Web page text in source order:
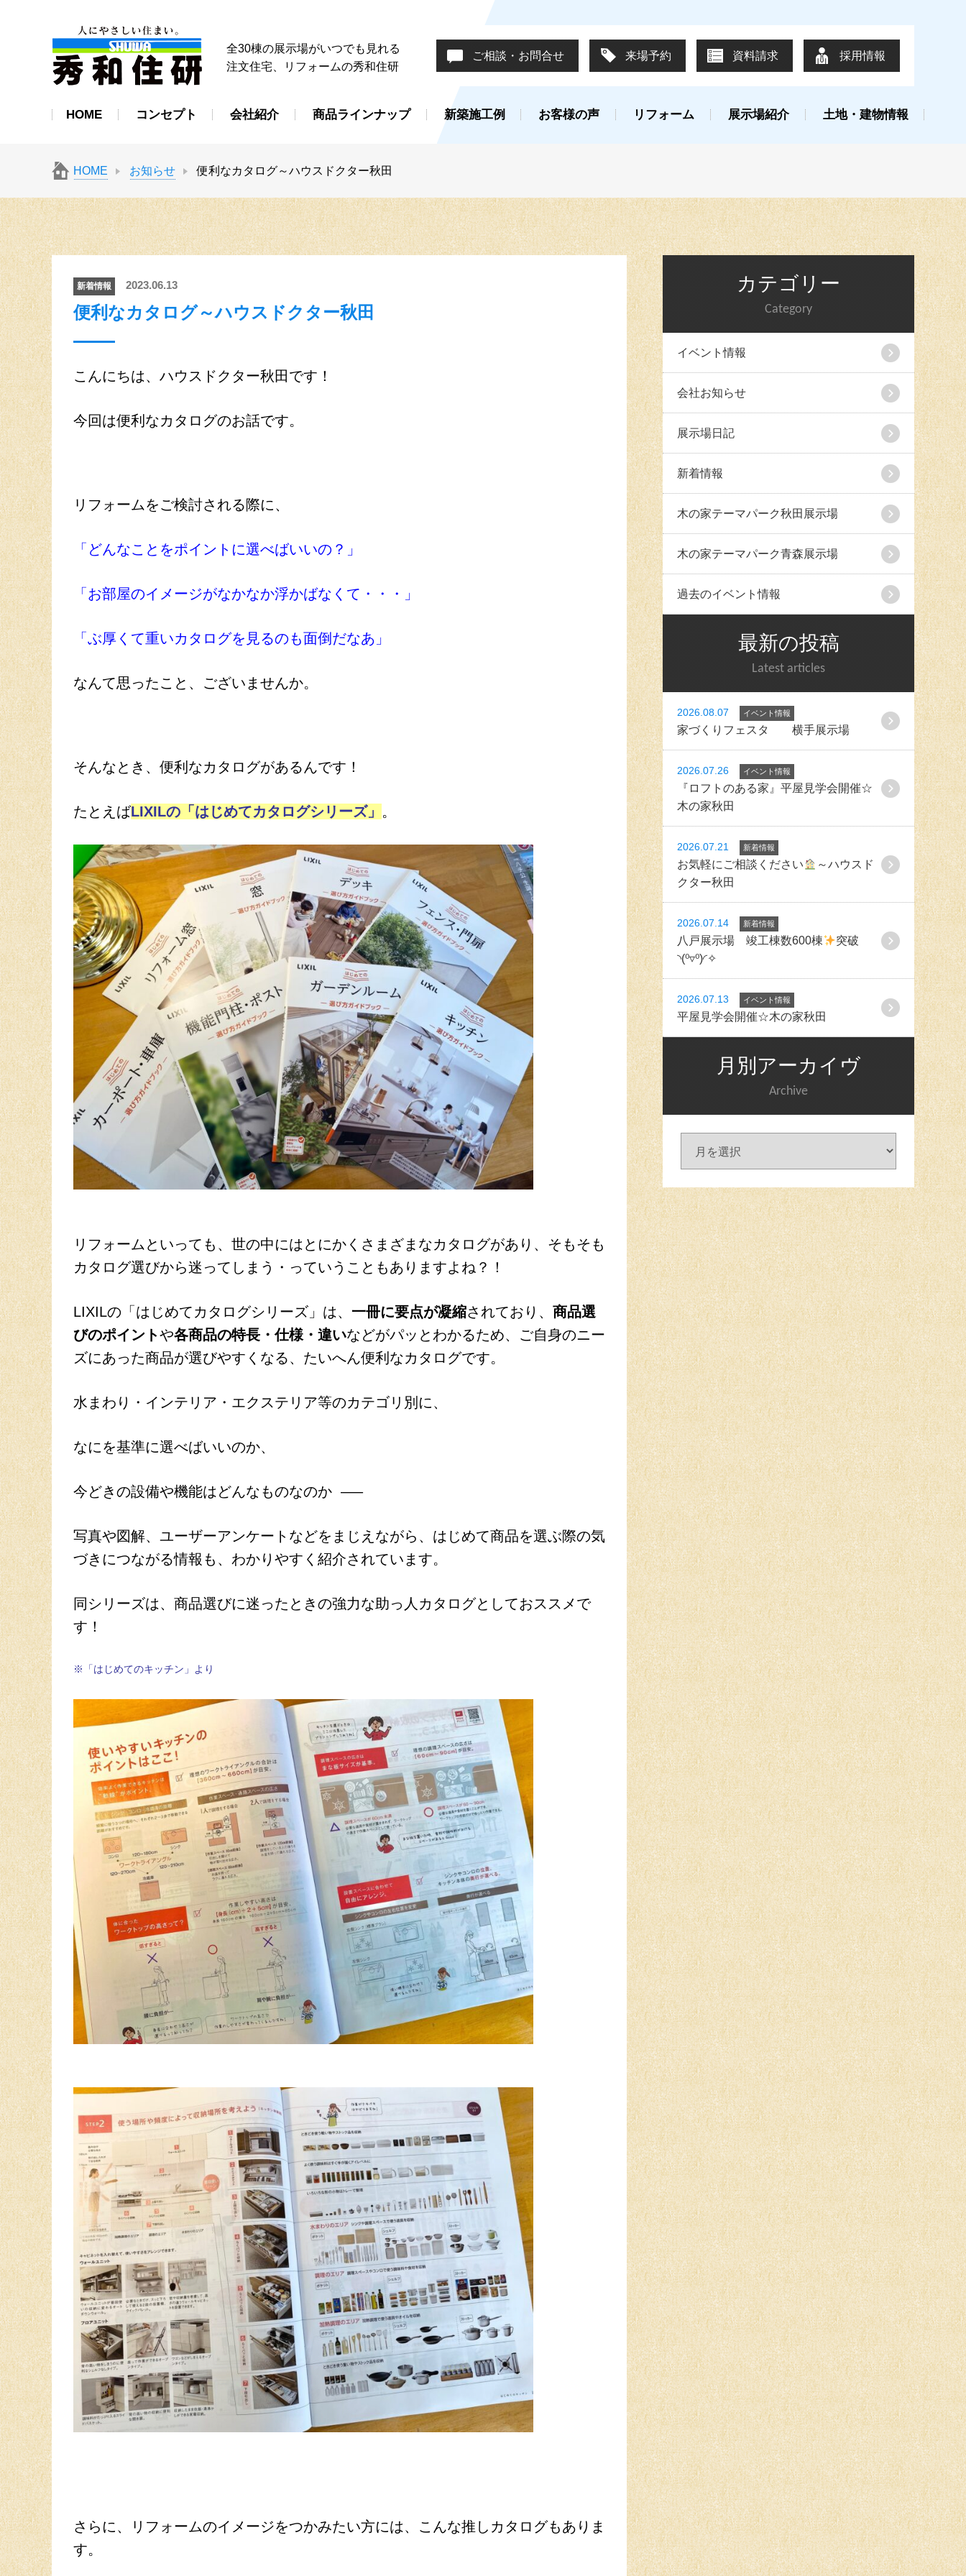
全30棟の展示場がいつでも見れる
注文住宅、リフォームの秀和住研
ご相談・お問合せ 来場予約 資料請求 採用情報
HOME コンセプト 会社紹介 商品ラインナップ 新築施工例 お客様の声 リフォーム 展示場紹介 土地・建物情報
HOME お知らせ 便利なカタログ～ハウスドクター秋田
新着情報 2023.06.13
便利なカタログ～ハウスドクター秋田
こんにちは、ハウスドクター秋田です！
今回は便利なカタログのお話です。
リフォームをご検討される際に、
「どんなことをポイントに選べばいいの？」
「お部屋のイメージがなかなか浮かばなくて・・・」
「ぶ厚くて重いカタログを見るのも面倒だなあ」
なんて思ったこと、ございませんか。
そんなとき、便利なカタログがあるんです！
たとえばLIXILの「はじめてカタログシリーズ」 。
リフォームといっても、世の中にはとにかくさまざまなカタログがあり、 そもそも
カタログ選びから迷ってしまう・っていうこともありますよね？！
LIXILの「はじめてカタログシリーズ」は、 一冊に要点が凝縮されており、 商品選
びのポイントや各商品の特長・仕様・違いなどがパッとわかるため、 ご自身のニー
ズにあった商品が選びやすくなる、たいへん便利なカタログです。
水まわり・インテリア・エクステリア等のカテゴリ別に、
なにを基準に選べばいいのか、
今どきの設備や機能はどんなものなのか —–
写真や図解、ユーザーアンケートなどをまじえながら、 はじめて商品を選ぶ際の気
づきにつながる情報も、わかりやすく紹介されています。
同シリーズは、商品選びに迷ったときの強力な助っ人カタログとしておススメで
す！
※「はじめてのキッチン」より
さらに、リフォームのイメージをつかみたい方には、こんな推しカタログもありま
す。
カテゴリー
Category
イベント情報
会社お知らせ
展示場日記
新着情報
木の家テーマパーク秋田展示場
木の家テーマパーク青森展示場
過去のイベント情報
最新の投稿
Latest articles
2026.08.07 イベント情報
家づくりフェスタ 横手展示場
2026.07.26 イベント情報
『ロフトのある家』平屋見学会開催☆
木の家秋田
2026.07.21 新着情報
お気軽にご相談ください
～ハウスド
クター秋田
2026.07.14 新着情報
八戸展示場 竣工棟数600棟
突破
◝(⁰▿⁰)◜✧
2026.07.13 イベント情報
平屋見学会開催☆木の家秋田
月別アーカイヴ
Archive